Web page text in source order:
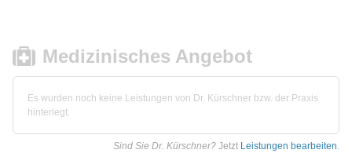
Medizinisches Angebot
Es wurden noch keine Leistungen von Dr. Kürschner bzw. der Praxis
hinterlegt.
Sind Sie Dr. Kürschner? Jetzt Leistungen bearbeiten.